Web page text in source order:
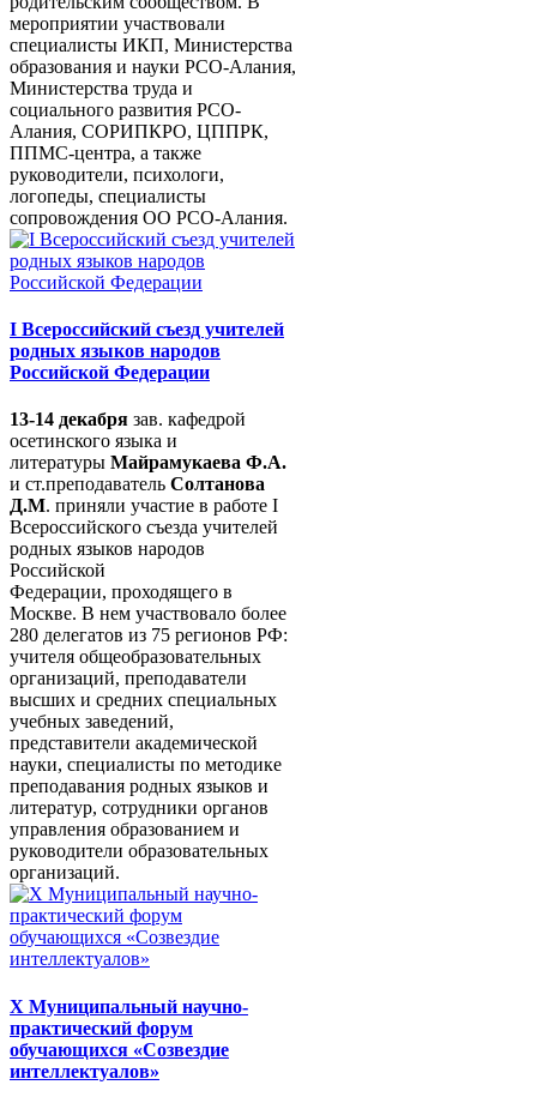
мероприятии участвовали
специалисты ИКП, Министерства
образования и науки РСО-Алания,
Министерства труда и
социального развития РСО-
Алания, СОРИПКРО, ЦППРК,
ППМС-центра, а также
руководители, психологи,
логопеды, специалисты
сопровождения ОО РСО-Алания.
I Всероссийский съезд учителей
родных языков народов
Российской Федерации
13-14 декабря зав. кафедрой
осетинского языка и
литературы Майрамукаева Ф.А.
и ст.преподаватель Солтанова
Д.М. приняли участие в работе I
Всероссийского съезда учителей
родных языков народов
Российской
Федерации, проходящего в
Москве. В нем участвовало более
280 делегатов из 75 регионов РФ:
учителя общеобразовательных
организаций, преподаватели
высших и средних специальных
учебных заведений,
представители академической
науки, специалисты по методике
преподавания родных языков и
литератур, сотрудники органов
управления образованием и
руководители образовательных
организаций.
X Муниципальный научно-
практический форум
обучающихся «Созвездие
интеллектуалов»